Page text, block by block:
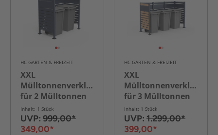
HC GARTEN & FREIZEIT
XXL
Mülltonnenverkleidung
für 2 Mülltonnen
aus Edelstahl, ca.
325 x 150 x 5 cm -
Anthrazit
Inhalt: 1 Stück
UVP: 999,00*
349,00*
HC GARTEN & FREIZEIT
XXL
Mülltonnenverkleidung
für 3 Mülltonnen
aus Edelstahl, ca.
405 x 150 x 5 cm -
Inhalt: 1 Stück
UVP: 1.299,00*
399,00*